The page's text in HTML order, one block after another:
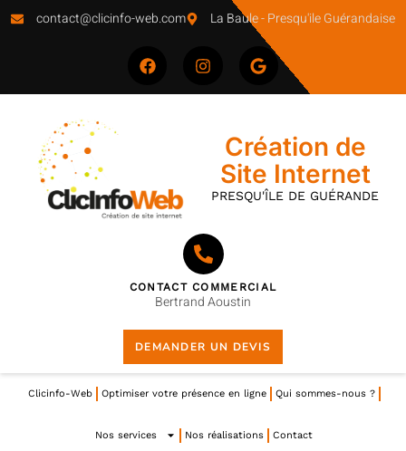
contact@clicinfo-web.com La Baule - Presqu'ile Guérandaise
Création de
Site Internet
PRESQU'ÎLE DE GUÉRANDE
CONTACT COMMERCIAL
Bertrand Aoustin
DEMANDER UN DEVIS
Clicinfo-Web Optimiser votre présence en ligne Qui sommes-nous ?
Nos services Nos réalisations Contact